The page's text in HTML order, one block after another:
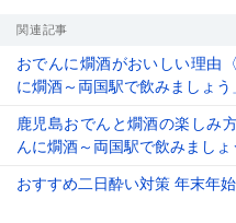
関連記事
おでんに燗酒がおいしい理由
に燗酒～両国駅で飲みましょう
鹿児島おでんと燗酒の楽しみ
んに燗酒～両国駅で飲みましょ
おすすめ二日酔い対策 年末年